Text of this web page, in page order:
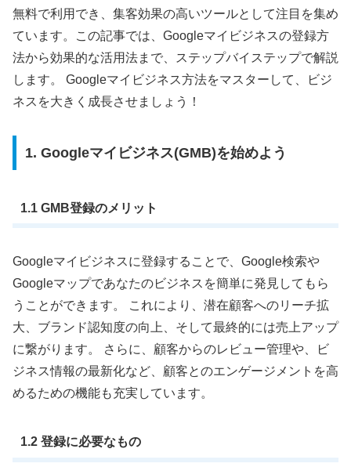
無料で利用でき、集客効果の高いツールとして注目を集め
ています。この記事では、Googleマイビジネスの登録方
法から効果的な活用法まで、ステップバイステップで解説
します。 Googleマイビジネス方法をマスターして、ビジ
ネスを大きく成長させましょう！
1. Googleマイビジネス(GMB)を始めよう
1.1 GMB登録のメリット
Googleマイビジネスに登録することで、Google検索や
Googleマップであなたのビジネスを簡単に発見してもら
うことができます。 これにより、潜在顧客へのリーチ拡
大、ブランド認知度の向上、そして最終的には売上アップ
に繋がります。 さらに、顧客からのレビュー管理や、ビ
ジネス情報の最新化など、顧客とのエンゲージメントを高
めるための機能も充実しています。
1.2 登録に必要なもの